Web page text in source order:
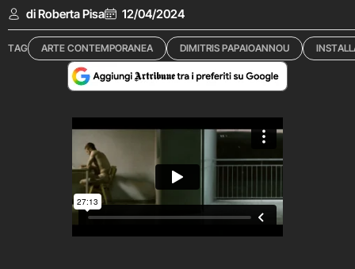
di Roberta Pisa 12/04/2024
TAG ARTE CONTEMPORANEA DIMITRIS PAPAIOANNOU